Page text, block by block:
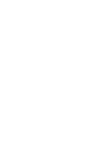
สบาย ประหยัด
มียม ขับสบาย
เดินทางต่างจังหวัด